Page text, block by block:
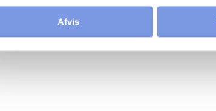
Afvis